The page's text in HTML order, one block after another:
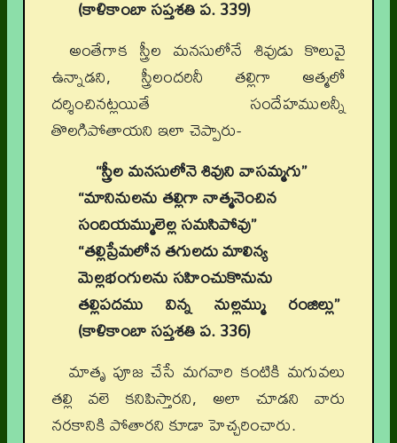
(కాళికాంబా సప్తశతి ప. 339)
అంతేగాక స్త్రీల మనసులోనే శివుడు కొలువై
ఉన్నాడని, స్త్రీలందరినీ తల్లిగా ఆత్మలో
దర్శించినట్లయితే సందేహములన్నీ
తొలగిపోతాయని ఇలా చెప్పారు-
“స్త్రీల మనసులోనె శివుని వాసమ్మగు”
“మానినులను తల్లిగా నాత్మనెంచిన
సందియమ్ములెల్ల సమసిపోవు”
“తల్లిప్రేమలోన తగులదు మాలిన్య
మెల్లభంగులను సహించుకొనును
తల్లిపదము విన్న నుల్లమ్ము రంజిల్లు”
(కాళికాంబా సప్తశతి ప. 336)
మాతృ పూజ చేసే మగవారి కంటికి మగువలు
తల్లి వలె కనిపిస్తారని, అలా చూడని వారు
నరకానికి పోతారని కూడా హెచ్చరించారు.